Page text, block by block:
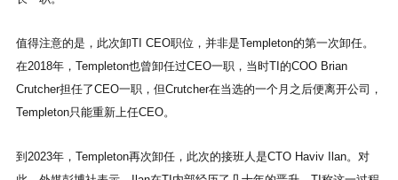
Templeton只能重新上任CEO。